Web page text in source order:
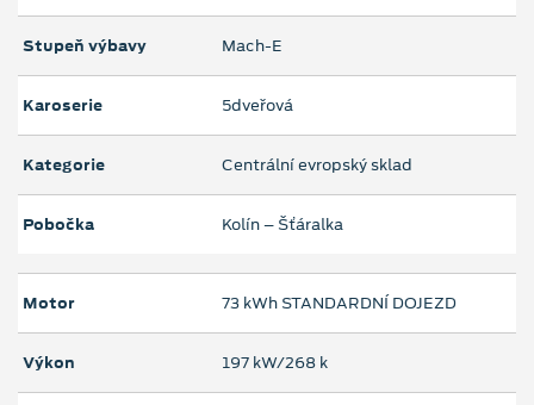
Stupeň výbavy Mach-E
Karoserie 5dveřová
Kategorie Centrální evropský sklad
Pobočka Kolín – Šťáralka
Motor 73 kWh STANDARDNÍ DOJEZD
Výkon 197 kW/268 k